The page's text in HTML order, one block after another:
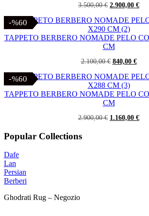
3.500,00€ Il
originale
era:
3.500,00 €.
2.900,00 €Il
-%60
-%60
TAPPETO BERBERO NOMADE PELO
CM
2.100,00€ Il
originale
era:
2.100,00 €.
840,00 €Il
-%60
-%60
TAPPETO BERBERO NOMADE PELO
CM
2.900,00€ Il1.160,00 €Il
Popular Collections
Dafe
Lan
Persian
Berberi
Ghodrati Rug – Negozio